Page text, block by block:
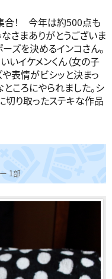
合！ 今年は約500点も
さまありがとうございま
ズを決めるインコさん。
いイケメンくん（女の子
表情がビシッと決まっ
ころにやられました。シ
切り取ったステキな作品
1部